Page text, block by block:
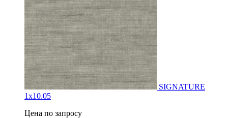
SIGNATURE
1х10.05
Цена по запросу